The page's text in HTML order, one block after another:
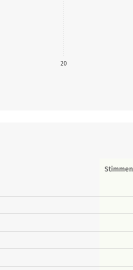
20
Stimmen